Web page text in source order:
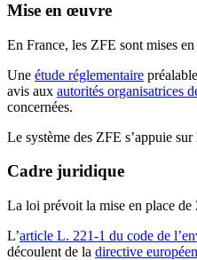
Mise en œuvre
En France, les ZFE sont mises
Une étude réglementaire
avis aux autorités organisatrices
concernées.
Le système des ZFE s’appuie
Cadre juridique
La loi prévoit la mise en place de
L’article L. 221-1 du code de
découlent de la directive